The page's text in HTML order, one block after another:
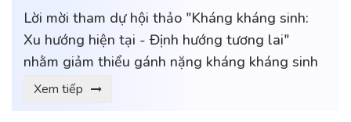
Lời mời tham dự hội thảo "Kháng kháng sinh:
Xu hướng hiện tại - Định hướng tương lai"
nhằm giảm thiểu gánh nặng kháng kháng sinh
tại Việt Nam
Xem tiếp